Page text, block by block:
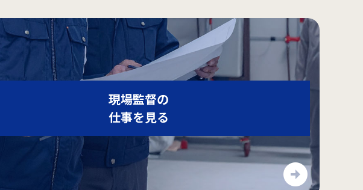
現場監督の
仕事を見る
arrow_circle_right